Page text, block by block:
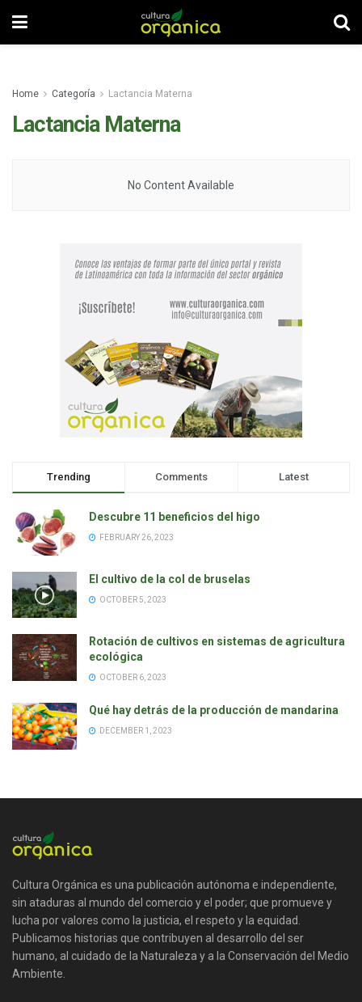
Home Categoría Lactancia Materna
Lactancia Materna
No Content Available
Trending Comments Latest
Descubre 11 beneficios del higo
FEBRUARY 26, 2023
El cultivo de la col de bruselas
OCTOBER 5, 2023
Rotación de cultivos en sistemas de agricultura
ecológica
OCTOBER 6, 2023
Qué hay detrás de la producción de mandarina
DECEMBER 1, 2023
Cultura Orgánica es una publicación autónoma e independiente,
sin ataduras al mundo del comercio y el poder; que promueve y
lucha por valores como la justicia, el respeto y la equidad.
Publicamos historias que contribuyen al desarrollo del ser
humano, al cuidado de la Naturaleza y a la Conservación del Medio
Ambiente.